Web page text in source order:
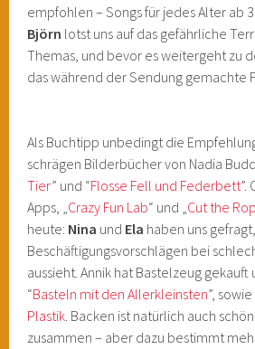
empfohlen – Songs für jedes Alter ab 3.
Björn lotst uns auf das gefährliche
Themas, und bevor es weitergeht zu
das während der Sendung gemachte
Als Buchtipp unbedingt die
schrägen Bilderbücher von Nadia
Tier” und “Flosse Fell und Federbett”.
Apps, „Crazy Fun Lab“ und „Cut the
heute: Nina und Ela haben uns
Beschäftigungsvorschlägen bei
aussieht. Annik hat Bastelzeug gekauft
“Basteln mit den Allerkleinsten”,
Plastik. Backen ist natürlich auch
zusammen – aber dazu bestimmt